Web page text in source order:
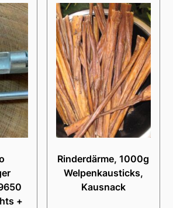
+
Rinderdärme, 1000g
Welpenkausticks,
Kausnack